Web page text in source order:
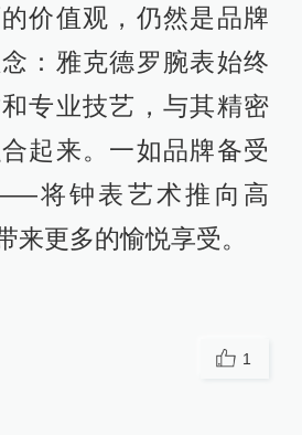
价值观，仍然是品牌
：雅克德罗腕表始终
专业技艺，与其精密
起来。一如品牌备受
将钟表艺术推向高
来更多的愉悦享受。
1